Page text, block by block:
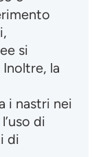
si
la
i nastri nei
di
di